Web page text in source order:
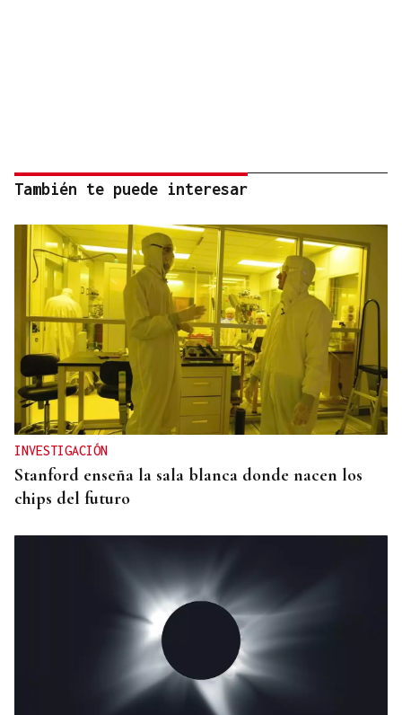
También te puede interesar
INVESTIGACIÓN
Stanford enseña la sala blanca donde nacen los
chips del futuro